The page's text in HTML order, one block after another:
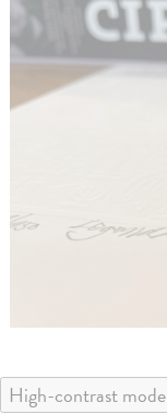
High-contrast mode